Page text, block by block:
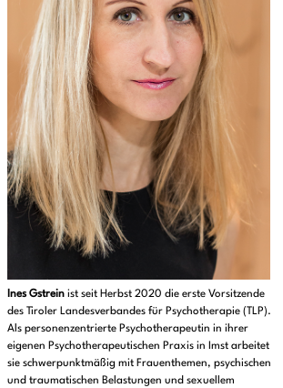
Ines Gstrein ist seit Herbst 2020 die erste Vorsitzende
des Tiroler Landesverbandes für Psychotherapie (TLP).
Als personenzentrierte Psychotherapeutin in ihrer
eigenen Psychotherapeutischen Praxis in Imst arbeitet
sie schwerpunktmäßig mit Frauenthemen, psychischen
und traumatischen Belastungen und sexuellem